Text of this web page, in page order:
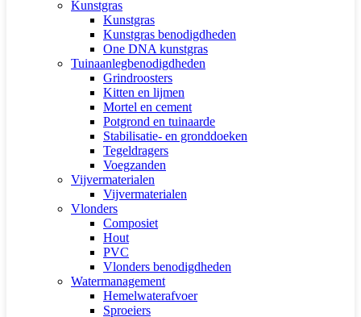
Kunstgras
Kunstgras
Kunstgras benodigdheden
One DNA kunstgras
Tuinaanlegbenodigdheden
Grindroosters
Kitten en lijmen
Mortel en cement
Potgrond en tuinaarde
Stabilisatie- en gronddoeken
Tegeldragers
Voegzanden
Vijvermaterialen
Vijvermaterialen
Vlonders
Composiet
Hout
PVC
Vlonders benodigdheden
Watermanagement
Hemelwaterafvoer
Sproeiers